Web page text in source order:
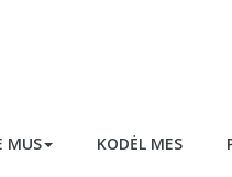
MUS KODĖL MES